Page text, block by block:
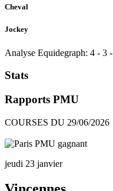
Cheval
Jockey
Analyse Equidegraph: 4 - 3 -
Stats
Rapports PMU
COURSES DU 29/06/2026
jeudi 23 janvier